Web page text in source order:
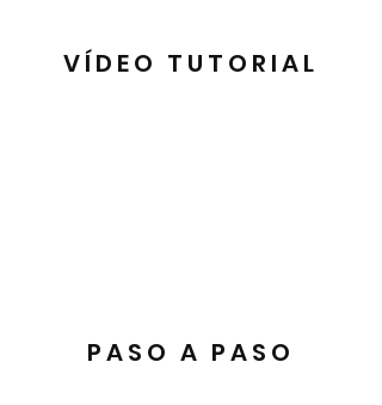
VÍDEO TUTORIAL
PASO A PASO